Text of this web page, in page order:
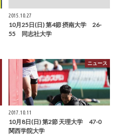
2015.10.27
10月25日(日) 第4節 摂南大学 26-
55 同志社大学
ニュース
2017.10.11
10月8日(日) 第2節 天理大学 47-0
関西学院大学